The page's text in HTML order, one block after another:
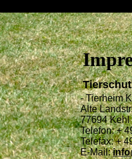
- Tierheim
Alte
77694 Kehl
Telefon: +
Telefax: +
E-Mail: